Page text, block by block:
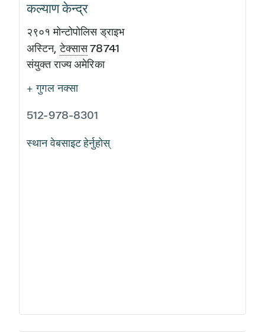
कल्याण केन्द्र
२९०१ मोन्टोपोलिस ड्राइभ
अस्टिन, टेक्सास78741
संयुक्त राज्य अमेरिका
+ गुगल नक्सा
512-978-8301
स्थान वेबसाइट हेर्नुहोस्